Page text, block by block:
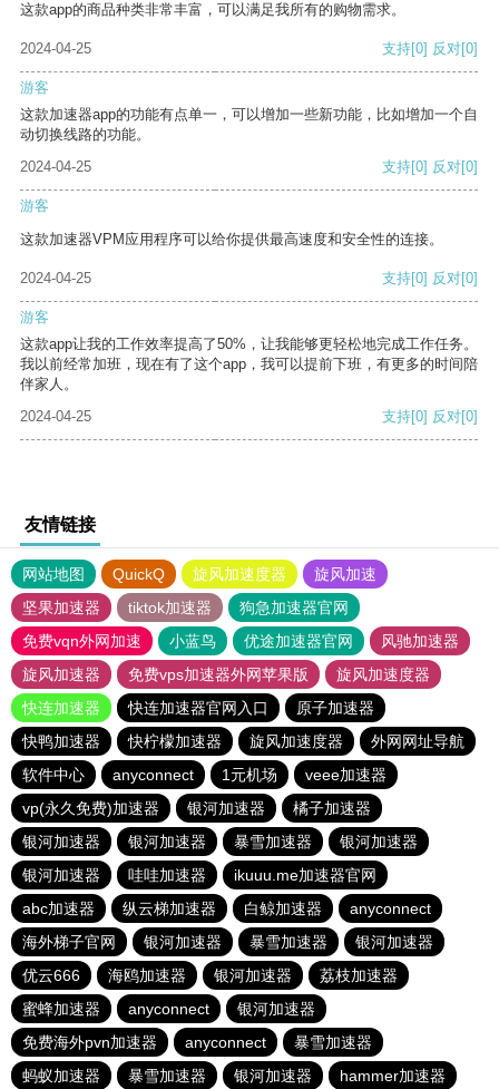
这款app的商品种类非常丰富，可以满足我所有的购物需求。
2024-04-25 支持[0] 反对[0]
游客
这款加速器app的功能有点单一，可以增加一些新功能，比如增加一个自
动切换线路的功能。
2024-04-25
支持[0] 反对[0]
游客
这款加速器VPM应用程序可以给你提供最高速度和安全性的连接。
2024-04-25 支持[0] 反对[0]
游客
这款app让我的工作效率提高了50%，让我能够更轻松地完成工作任务。
我以前经常加班，现在有了这个app，我可以提前下班，有更多的时间陪
伴家人。
2024-04-25
支持[0] 反对[0]
友情链接
网站地图 QuickQ 旋风加速度器
旋风加速
坚果加速器
tiktok加速器
狗急加速器官网
免费vqn外网加速
小蓝鸟 优途加速器官网
风驰加速器
旋风加速器
免费vps加速器外网苹果版
旋风加速度器
快连加速器
快连加速器官网入口
原子加速器
快鸭加速器
快柠檬加速器 旋风加速度器
外网网址导航
软件中心
anyconnect 1元机场
veee加速器
vp(永久免费)加速器
银河加速器
橘子加速器
银河加速器
银河加速器 暴雪加速器
银河加速器
银河加速器
哇哇加速器
ikuuu.me加速器官网
abc加速器
纵云梯加速器 白鲸加速器
anyconnect
海外梯子官网
银河加速器 暴雪加速器
银河加速器
优云666
海鸥加速器 银河加速器
荔枝加速器
蜜蜂加速器
anyconnect
银河加速器
免费海外pvn加速器
anyconnect
暴雪加速器
蚂蚁加速器
暴雪加速器 银河加速器 hammer加速器